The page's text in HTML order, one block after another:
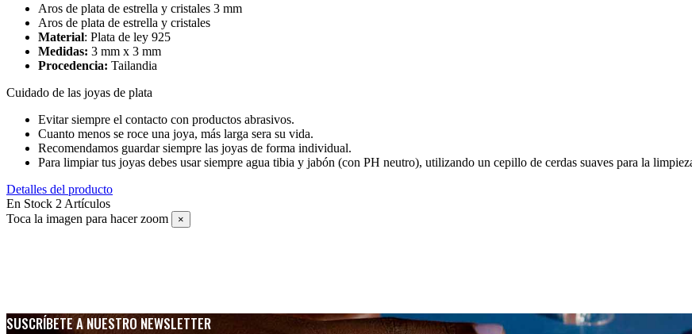
Aros de plata de estrella y cristales 3 mm
Aros de plata de estrella y cristales
Material: Plata de ley 925
Medidas: 3 mm x 3 mm
Procedencia: Tailandia
Cuidado de las joyas de plata
Evitar siempre el contacto con productos abrasivos.
Cuanto menos se roce una joya, más larga sera su vida.
Recomendamos guardar siempre las joyas de forma individual.
Para limpiar tus joyas debes usar siempre agua tibia y jabón (con PH neutro), utilizando un cepillo de cerdas suaves para la
Detalles del producto
En Stock 2 Artículos
Toca la imagen para hacer zoom
×
SUSCRÍBETE A NUESTRO NEWSLETTER